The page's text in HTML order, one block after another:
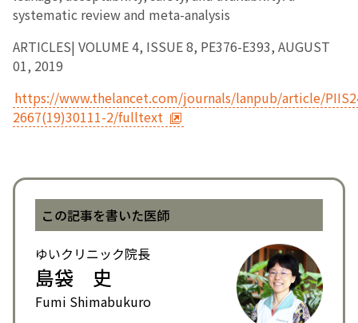
systematic review and meta-analysis
ARTICLES| VOLUME 4, ISSUE 8, PE376-E393, AUGUST
01, 2019
https://www.thelancet.com/journals/lanpub/article/
2667(19)30111-2/fulltext
この記事を書いた医師
ゆいクリニック院長
島袋 史
Fumi Shimabukuro